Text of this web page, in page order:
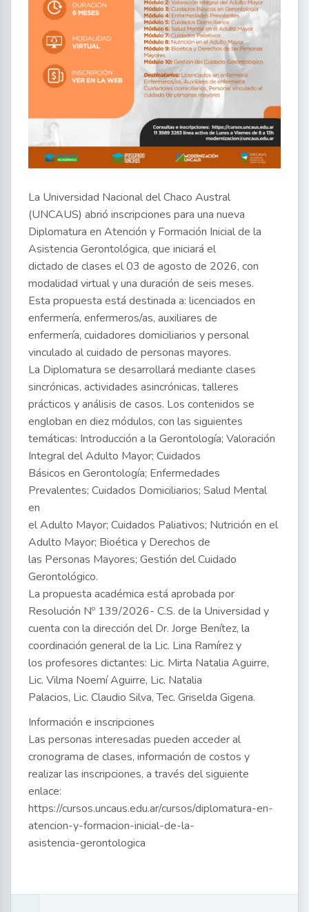
La Universidad Nacional del Chaco Austral
(UNCAUS) abrió inscripciones para una nueva
Diplomatura en Atención y Formación Inicial de la
Asistencia Gerontológica, que iniciará el
dictado de clases el 03 de agosto de 2026, con
modalidad virtual y una duración de seis meses.
Esta propuesta está destinada a: licenciados en
enfermería, enfermeros/as, auxiliares de
enfermería, cuidadores domiciliarios y personal
vinculado al cuidado de personas mayores.
La Diplomatura se desarrollará mediante clases
sincrónicas, actividades asincrónicas, talleres
prácticos y análisis de casos. Los contenidos se
engloban en diez módulos, con las siguientes
temáticas: Introducción a la Gerontología; Valoración
Integral del Adulto Mayor; Cuidados
Básicos en Gerontología; Enfermedades
Prevalentes; Cuidados Domiciliarios; Salud Mental
en
el Adulto Mayor; Cuidados Paliativos; Nutrición en el
Adulto Mayor; Bioética y Derechos de
las Personas Mayores; Gestión del Cuidado
Gerontológico.
La propuesta académica está aprobada por
Resolución Nº 139/2026- C.S. de la Universidad y
cuenta con la dirección del Dr. Jorge Benítez, la
coordinación general de la Lic. Lina Ramírez y
los profesores dictantes: Lic. Mirta Natalia Aguirre,
Lic. Vilma Noemí Aguirre, Lic. Natalia
Palacios, Lic. Claudio Silva, Tec. Griselda Gigena.
Información e inscripciones
Las personas interesadas pueden acceder al
cronograma de clases, información de costos y
realizar las inscripciones, a través del siguiente
enlace:
https://cursos.uncaus.edu.ar/cursos/diplomatura-en-
atencion-y-formacion-inicial-de-la-
asistencia-gerontologica